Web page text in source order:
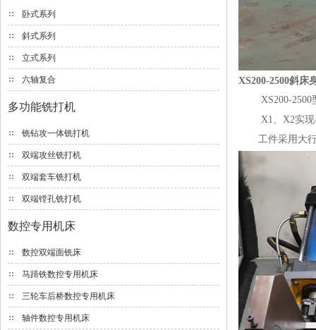
卧式系列
斜式系列
立式系列
六轴复合
多功能铣打机
铣钻攻一体铣打机
双端攻丝铣打机
双端套车铣打机
双端镗孔铣打机
数控专用机床
数控双端面铣床
马蹄铁数控专用机床
三轮车后桥数控专用机床
轴件数控专用机床
XS200-2500斜床
XS200-2500型
X1、X2实现各
工件采用大行